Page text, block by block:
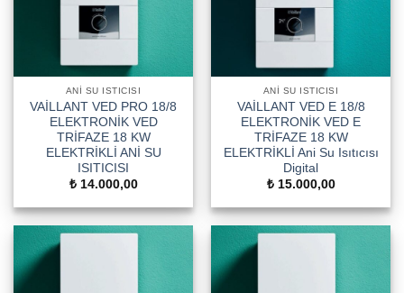
ANI SU ISTICISI
VAİLLANT VED PRO 18/8
ELEKTRONİK VED
TRİFAZE 18 KW
ELEKTRİKLİ ANİ SU
ISITICISI
₺14.000,00
ANI SU ISTICISI
VAİLLANT VED E 18/8
ELEKTRONİK VED E
TRİFAZE 18 KW
ELEKTRİKLİ Ani Su Isıtıcısı
Digital
₺15.000,00